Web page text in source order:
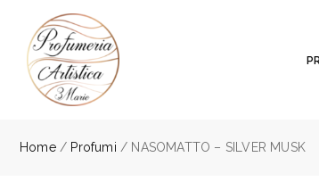
Home/ Profumi / NASOMATTO – SILVER MUSK